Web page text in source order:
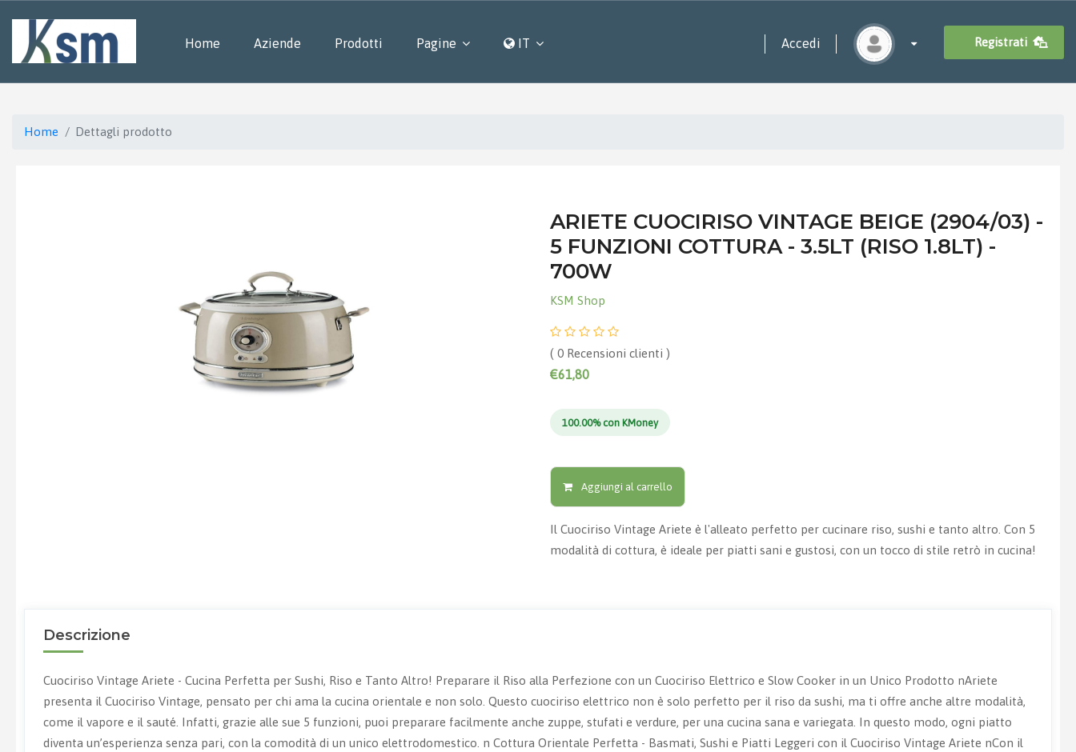
Home Aziende Prodotti Pagine IT Registrati
Accedi
Home Dettagli prodotto
ARIETE CUOCIRISO VINTAGE BEIGE (2904/03) -
5 FUNZIONI COTTURA - 3.5LT (RISO 1.8LT) -
700W
KSM Shop
( 0 Recensioni clienti )
€61,80
100.00% con KMoney
Aggiungi al carrello
Il Cuociriso Vintage Ariete è l'alleato perfetto per cucinare riso, sushi e tanto altro. Con 5
modalità di cottura, è ideale per piatti sani e gustosi, con un tocco di stile retrò in cucina!
Descrizione
Cuociriso Vintage Ariete - Cucina Perfetta per Sushi, Riso e Tanto Altro! Preparare il Riso alla Perfezione con un Cuociriso Elettrico e Slow Cooker in un Unico Prodotto nAriete
presenta il Cuociriso Vintage, pensato per chi ama la cucina orientale e non solo. Questo cuociriso elettrico non è solo perfetto per il riso da sushi, ma ti offre anche altre modalità,
come il vapore e il sauté. Infatti, grazie alle sue 5 funzioni, puoi preparare facilmente anche zuppe, stufati e verdure, per una cucina sana e variegata. In questo modo, ogni piatto
diventa un’esperienza senza pari, con la comodità di un unico elettrodomestico. n Cottura Orientale Perfetta - Basmati, Sushi e Piatti Leggeri con il Cuociriso Vintage Ariete nCon il